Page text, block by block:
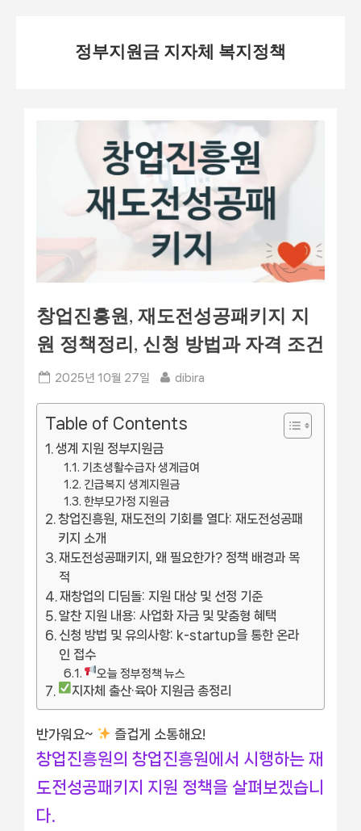
정부지원금 지자체 복지정책
창업진흥원, 재도전성공패키지 지
원 정책정리, 신청 방법과 자격 조건
Posted
2025년 10월 27일 By
dibira
Table of Contents
생계 지원 정부지원금
기초생활수급자 생계급여
긴급복지 생계지원금
한부모가정 지원금
창업진흥원, 재도전의 기회를 열다: 재도전성공패
키지 소개
재도전성공패키지, 왜 필요한가? 정책 배경과 목
적
재창업의 디딤돌: 지원 대상 및 선정 기준
알찬 지원 내용: 사업화 자금 및 맞춤형 혜택
신청 방법 및 유의사항: k-startup을 통한 온라
인 접수
오늘 정부정책 뉴스
지자체 출산·육아 지원금 총정리
반가워요~ 즐겁게 소통해요!
창업진흥원의 창업진흥원에서 시행하는 재
도전성공패키지 지원 정책을 살펴보겠습니
다.